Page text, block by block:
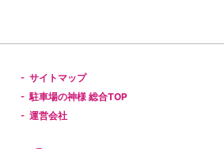
- サイトマップ
- 駐車場の神様 総合TOP
- 運営会社